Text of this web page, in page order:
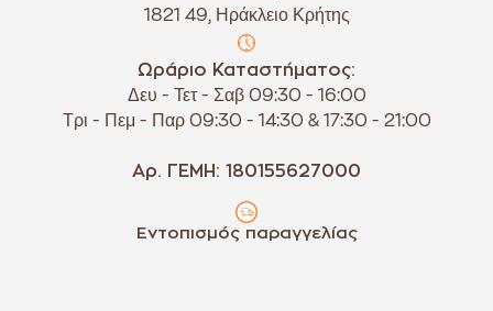
1821 49, Ηράκλειο Κρήτης
Ωράριο Καταστήματος:
Δευ - Τετ - Σαβ 09:30 - 16:00
Τρι - Πεμ - Παρ 09:30 - 14:30 & 17:30 - 21:00
Αρ. ΓΕΜΗ: 180155627000
Εντοπισμός παραγγελίας